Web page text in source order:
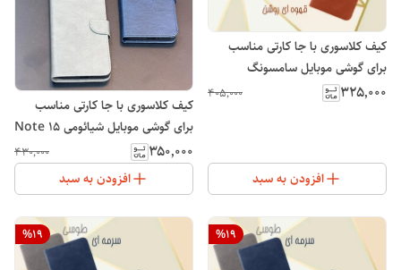
کیف کلاسوری با جا کارتی مناسب
برای گوشی موبایل سامسونگ
Galaxy A51
۳۲۵٬۰۰۰ ۴۰۵٬۰۰۰
افزودن به سبد
کیف کلاسوری با جا کارتی مناسب
برای گوشی موبایل شیائومی Note 15
Pro 4G
۳۵۰٬۰۰۰ ۴۳۰٬۰۰۰
افزودن به سبد
%19
%19